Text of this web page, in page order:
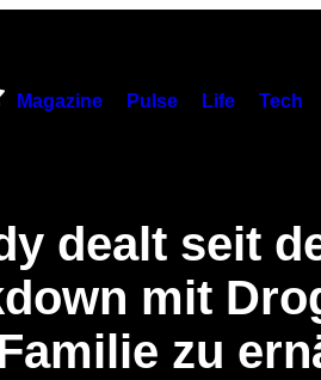
Magazine Pulse Life Tech
dealt seit
mit
zu